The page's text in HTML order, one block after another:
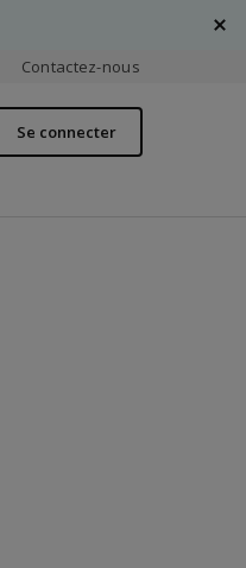
Contactez-nous
Se connecter